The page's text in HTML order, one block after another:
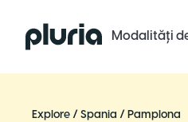
Logo Pluria Modalități
Explore / Spania / Pamplona